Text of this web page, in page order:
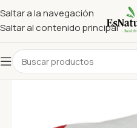
Saltar a la navegación
Saltar al contenido principal